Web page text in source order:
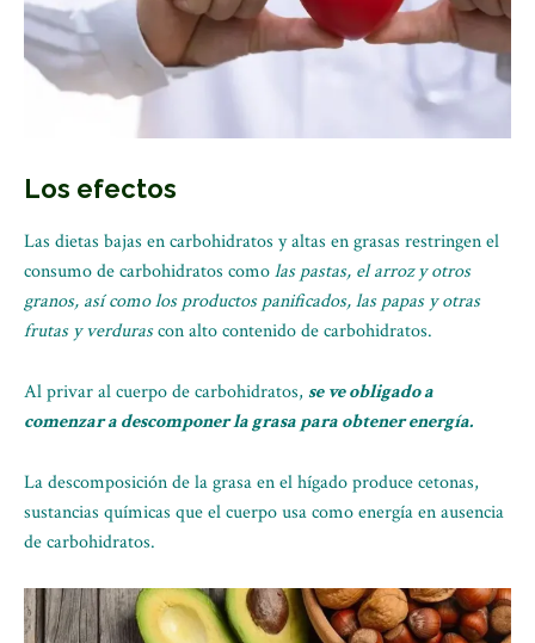
Los efectos
Las dietas bajas en carbohidratos y altas en grasas restringen el
consumo de carbohidratos comolas pastas, el arroz y otros
granos, así como los productos panificados, las papas y otras
frutas y verdurascon alto contenido de carbohidratos.
Al privar al cuerpo de carbohidratos, se ve obligado a
comenzar a descomponer la grasa para obtener energía.
La descomposición de la grasa en el hígado produce cetonas,
sustancias químicas que el cuerpo usa como energía en ausencia
de carbohidratos.